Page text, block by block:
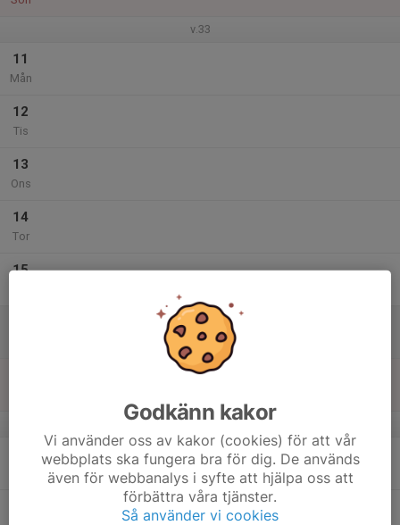
v.33
11
Mån
12
Tis
13
Ons
14
Tor
15
v.34
Godkänn kakor
Vi använder oss av kakor (cookies) för att vår
webbplats ska fungera bra för dig. De används
även för webbanalys i syfte att hjälpa oss att
förbättra våra tjänster.
Så använder vi cookies